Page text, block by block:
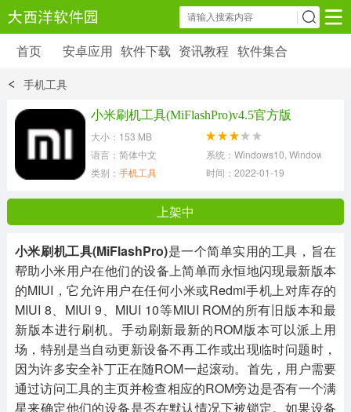
安卓应用 软件下载 资讯教程
6179 款应用
39 款应用
首页 安卓应用 软件下载 资讯教程 软件集合
手机工具
小米刷机工具(MiFlashPro)v4.5官方版
大小：153 MB
语言：简体中文
系统：Windows10, Windows8,
类别： 手机工具 时间：2022-01-19
上架中
小米刷机工具(MiFlashPro)是一个简单实用的工具，旨在
帮助小米用户在他们的设备上简单而永恒地闪现最新版本
的MIUI，它允许用户在任何小米或Redmi手机上对库存的
MIUI 8、MIUI 9、MIUI 10等MIUI ROM的所有旧版本和最
新版本进行刷机。手动刷新最新的ROM版本可以派上用
场，特别是当自动更新设备不再工作或出现临时问题时，
因为许多安全补丁正在随ROM一起滚动。首先，用户需要
通过访问工具的主页并检查相应的ROM旁边是否有一个满
星来确定他们的设备是否在默认情况下被锁定。如果设备